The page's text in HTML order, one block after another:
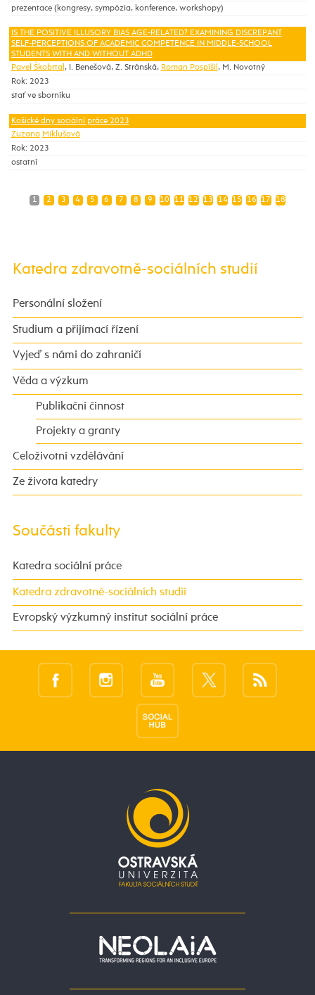
prezentace (kongresy, sympózia, konference, workshopy)
IS THE POSITIVE ILLUSORY BIAS AGE-RELATED? EXAMINING DISCREPANT
SELF-PERCEPTIONS OF ACADEMIC COMPETENCE IN MIDDLE-SCHOOL
STUDENTS WITH AND WITHOUT ADHD
Pavel Škobrtal , I. Benešová, Z. Stránská, Roman Pospíšil , M. Novotný
Rok: 2023
stať ve sborníku
Košické dny sociální práce 2023
Zuzana Miklušová
Rok: 2023
ostatní
1 2 3 4 5 6 7 8 9 10 11 12 13 14 15 16 17 18
Katedra zdravotně-sociálních studií
Personální složení
Studium a přijímací řízení
Vyjeď s námi do zahraničí
Věda a výzkum
Publikační činnost
Projekty a granty
Celoživotní vzdělávání
Ze života katedry
Součásti fakulty
Katedra sociální práce
Katedra zdravotně-sociálních studií
Evropský výzkumný institut sociální práce